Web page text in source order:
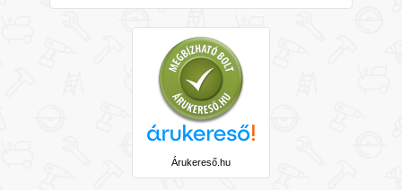
Árukereső.hu